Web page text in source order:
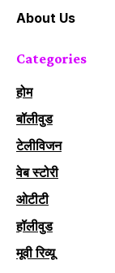
About Us
Categories
होम
बॉलीवुड
टेलीविजन
वेब स्टोरी
ओटीटी
हॉलीवुड
मूवी रिव्यू